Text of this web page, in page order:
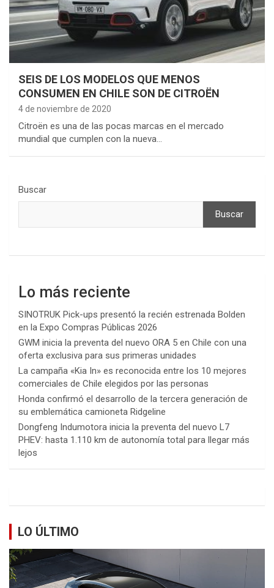
SEIS DE LOS MODELOS QUE MENOS
CONSUMEN EN CHILE SON DE CITROËN
4 de noviembre de 2020
Citroën es una de las pocas marcas en el mercado
mundial que cumplen con la nueva…
Buscar
Buscar
Lo más reciente
SINOTRUK Pick-ups presentó la recién estrenada Bolden
en la Expo Compras Públicas 2026
GWM inicia la preventa del nuevo ORA 5 en Chile con una
oferta exclusiva para sus primeras unidades
La campaña «Kia In» es reconocida entre los 10 mejores
comerciales de Chile elegidos por las personas
Honda confirmó el desarrollo de la tercera generación de
su emblemática camioneta Ridgeline
Dongfeng Indumotora inicia la preventa del nuevo L7
PHEV: hasta 1.110 km de autonomía total para llegar más
lejos
LO ÚLTIMO